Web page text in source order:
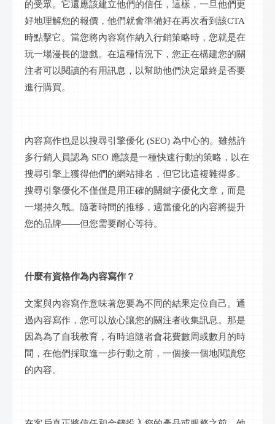
的受眾。它還應該建立他們的信任，這樣，一旦他們更
好地理解您的報價，他們就會準備好在再次看到該CTA
時點擊它。當您將內容寫作納入行銷策略時，您就是在
玩一場漫長的遊戲。在這種情況下，您正在構建您的關
注者可以閱讀的有用訊息，以幫助他們決定最終是否要
進行購買。
內容寫作也是以搜尋引擎優化 (SEO) 為中心的。雖然許
多行銷人員認為 SEO 應該是一種快速行動的策略，以在
搜尋引擎上獲得他們的網站排名，但它比這複雜得多。
搜尋引擎優化不僅僅是用正確的關鍵字優化文章，而是
一場持久戰。隨著時間的推移，適當優化的內容將提升
您的品牌——但您需要耐心等待。
什麼有資格作為內容寫作？
文案與內容寫作意味著您要為不同的結果定位自己。通
過內容寫作，您可以放心讓您的關注者收集訊息。那是
因為為了自我教育，有時追隨者會花費數周或數月的時
間，在他們採取進一步行動之前，一個接一個地閱讀您
的內容。